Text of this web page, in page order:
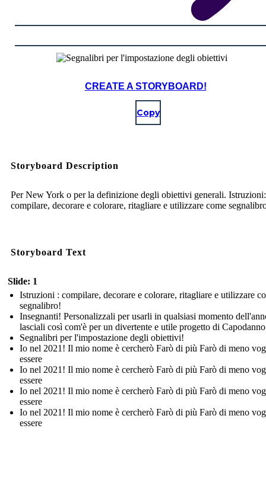
CREATE A STORYBOARD!
Copy
Storyboard Description
Per New York o per la definizione degli obiettivi generali. Istruzioni:
compilare, decorare e colorare, ritagliare e utilizzare come
Storyboard Text
Slide: 1
Istruzioni : compilare, decorare e colorare, ritagliare e utilizzare
segnalibro!
Insegnanti! Personalizzali per usarli in qualsiasi momento
lasciali così com'è per un divertente e utile progetto di
Segnalibri per l'impostazione degli obiettivi!
Io nel 2021! Il mio nome è cercherò Farò di più Farò di meno
essere
Io nel 2021! Il mio nome è cercherò Farò di più Farò di meno
essere
Io nel 2021! Il mio nome è cercherò Farò di più Farò di meno
essere
Io nel 2021! Il mio nome è cercherò Farò di più Farò di meno
essere